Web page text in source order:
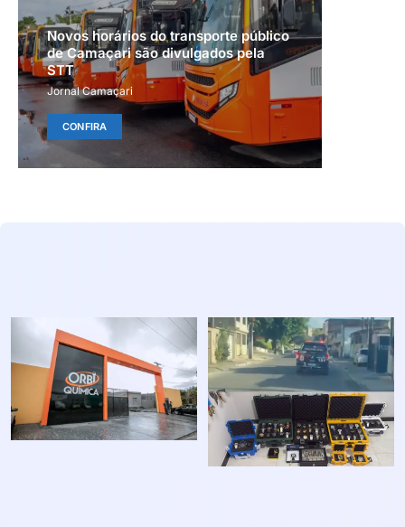
Novos horários do transporte público
de Camaçari são divulgados pela
STT
Jornal Camaçari
CONFIRA